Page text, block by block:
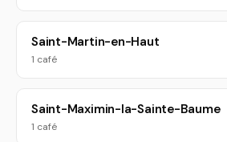
Saint-Martin-en-Haut
1 café
Saint-Maximin-la-Sainte-Baume
1 café